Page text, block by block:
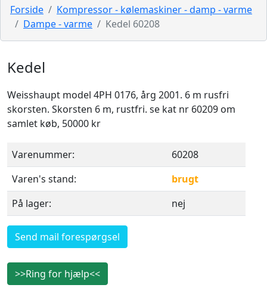
Forside
Kompressor - kølemaskiner - damp - varme
Dampe - varme
Kedel 60208
Kedel
Weisshaupt model 4PH 0176, årg 2001. 6 m rusfri
skorsten. Skorsten 6 m, rustfri. se kat nr 60209 om
samlet køb, 50000 kr
Varenummer:
60208
Varen's stand:
brugt
På lager:
nej
Send mail forespørgsel
>>Ring for hjælp<<